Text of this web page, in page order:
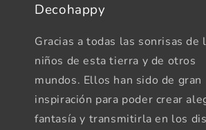
Decohappy
Gracias a todas las sonrisas de
niños de esta tierra y de otros
mundos. Ellos han sido de gran
inspiración para poder crear
fantasía y transmitirla en los